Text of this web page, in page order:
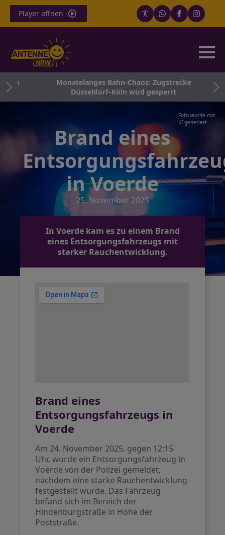
Player öffnen
Monatelanges Bahn-Chaos: Zugstrecke
Düsseldorf–Köln wird gesperrt
Foto wurde mit
KI generiert
Brand eines
in Voerde
25. November 2025
In Voerde kam es zu einem Brand
eines Entsorgungsfahrzeugs mit
starker Rauchentwicklung.
Brand eines
Entsorgungsfahrzeugs in
Voerde
Am 24. November 2025, gegen 12:15
Uhr, wurde ein Entsorgungsfahrzeug in
Voerde von der Polizei gemeldet,
nachdem eine starke Rauchentwicklung
festgestellt wurde. Das Fahrzeug
befand sich im Bereich der
Hindenburgstraße in Höhe der
Poststraße.